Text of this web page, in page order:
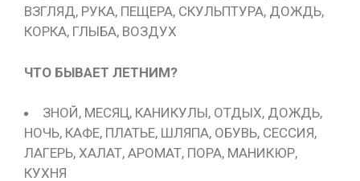
ВЗГЛЯД, РУКА, ПЕЩЕРА, СКУЛЬПТУРА, ДОЖДЬ,
КОРКА, ГЛЫБА, ВОЗДУХ
ЧТО БЫВАЕТ ЛЕТНИМ?
ЗНОЙ, МЕСЯЦ, КАНИКУЛЫ, ОТДЫХ, ДОЖДЬ,
НОЧЬ, КАФЕ, ПЛАТЬЕ, ШЛЯПА, ОБУВЬ, СЕССИЯ,
ЛАГЕРЬ, ХАЛАТ, АРОМАТ, ПОРА, МАНИКЮР,
КУХНЯ